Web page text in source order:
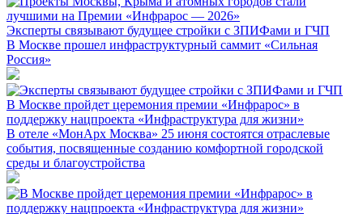
Эксперты связывают будущее стройки с ЗПИФами и ГЧП
В Москве прошел инфраструктурный саммит «Сильная
Россия»
В Москве пройдет церемония премии «Инфрарос» в
поддержку нацпроекта «Инфраструктура для жизни»
В отеле «МонАрх Москва» 25 июня состоятся отраслевые
события, посвященные созданию комфортной городской
среды и благоустройства